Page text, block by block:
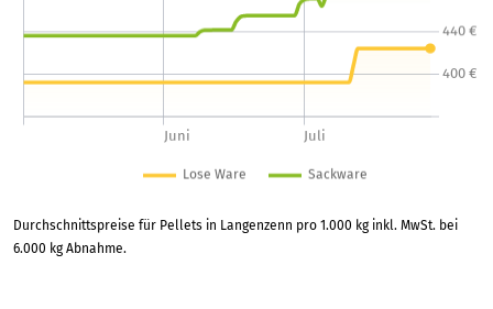
Durchschnittspreise für Pellets in Langenzenn pro 1.000 kg inkl. MwSt. bei
6.000 kg Abnahme.